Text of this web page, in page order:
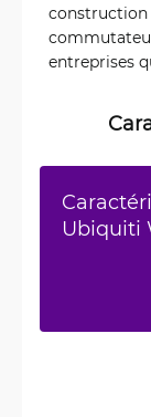
construction
entreprises
Ubiquiti